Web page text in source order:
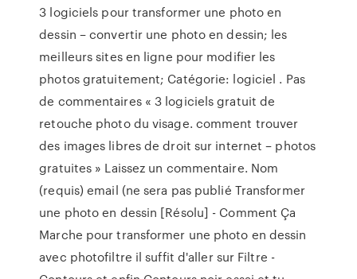
3 logiciels pour transformer une photo en
dessin – convertir une photo en dessin; les
meilleurs sites en ligne pour modifier les
photos gratuitement; Catégorie: logiciel . Pas
de commentaires « 3 logiciels gratuit de
retouche photo du visage. comment trouver
des images libres de droit sur internet – photos
gratuites » Laissez un commentaire. Nom
(requis) email (ne sera pas publié Transformer
une photo en dessin [Résolu] - Comment Ça
Marche pour transformer une photo en dessin
avec photofiltre il suffit d'aller sur Filtre -